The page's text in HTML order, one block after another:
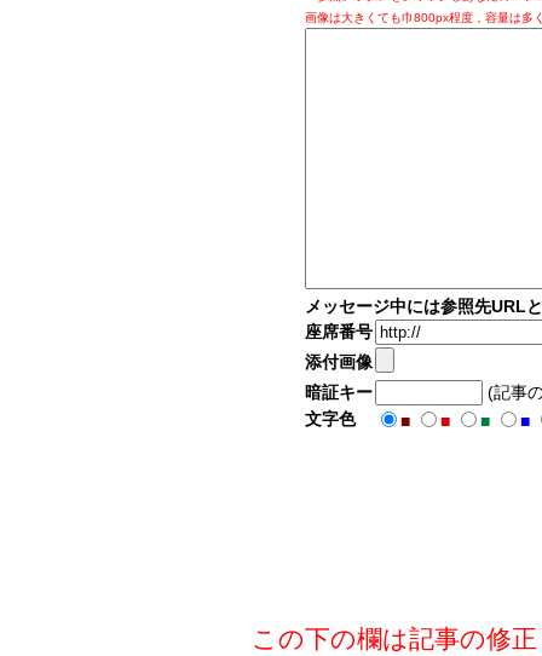
画像は大きくても巾800px程度，容量は多
メッセージ中には参照先URL
座席番号
添付画像
暗証キー
(記事
文字色
■ ■ ■ ■
この下の欄は記事の修